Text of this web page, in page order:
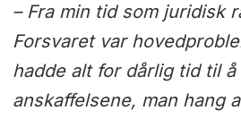
– Fra min tid som juridisk
Forsvaret var
hadde alt for dårlig tid til
anskaffelsene, man hang